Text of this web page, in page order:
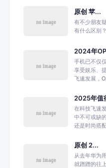
原创 苹...
有不少朋友
有什么区别
2024年
手机已不仅
享受娱乐、
飞速发展，
2025年值
在科技飞速
中不可或缺
还是时尚搭
原创 2...
从去年华为
就蹭蹭的往